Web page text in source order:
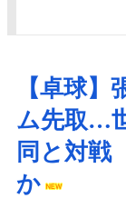
【卓球
ム先取…
同と対
か